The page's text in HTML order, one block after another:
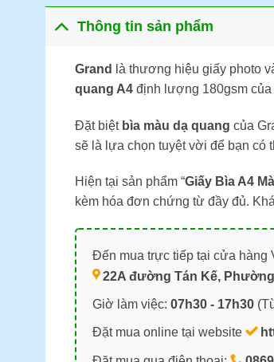
Thông tin sản phẩm
Grand là thương hiệu giấy photo
quang A4định lượng 180gsm của
Đặt biệt bìa màu dạ quang của
sẽ là lựa chọn tuyệt vời để bạn có
Hiện tại sản phẩm “Giấy Bìa A4
kèm hóa đơn chứng từ đầy đủ.
Đến mua trực tiếp tại cửa hàng
22A đường Tán Kế,
Giờ làm việc: 07h30 - 17h30
Đặt mua online tại website